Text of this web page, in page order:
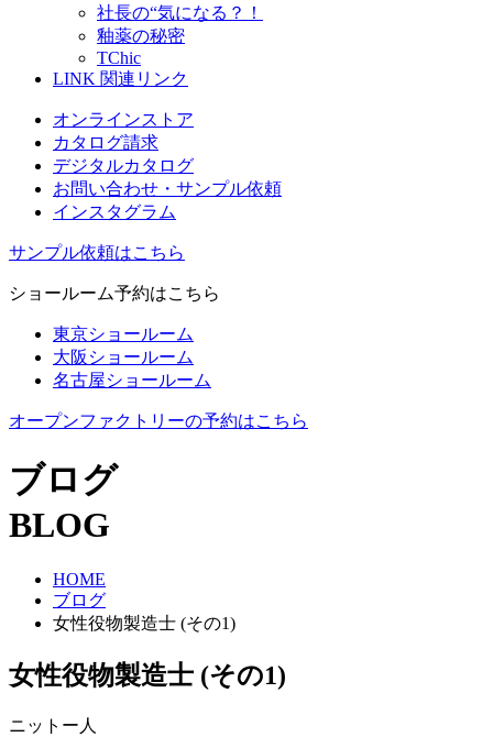
社長の“気になる？！
釉薬の秘密
TChic
LINK 関連リンク
オンラインストア
カタログ請求
デジタルカタログ
お問い合わせ・サンプル依頼
インスタグラム
サンプル依頼はこちら
ショールーム予約はこちら
東京ショールーム
大阪ショールーム
名古屋ショールーム
オープンファクトリーの予約はこちら
ブログ
BLOG
HOME
ブログ
女性役物製造士 (その1)
女性役物製造士 (その1)
ニットー人